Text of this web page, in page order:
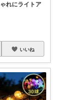
れにライトア
いいね